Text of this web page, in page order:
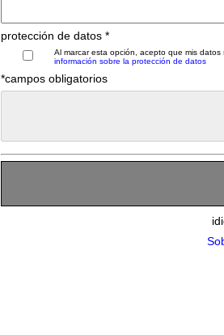
protección de datos *
Al marcar esta opción, acepto que mis
información sobre la protección de datos
*campos obligatorios